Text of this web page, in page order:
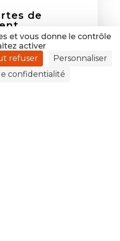
de
Samedi 25
Ecole – Collège –
Enseignement
et vous donne le contrôle
activer
refuser
Personnaliser
confidentialité